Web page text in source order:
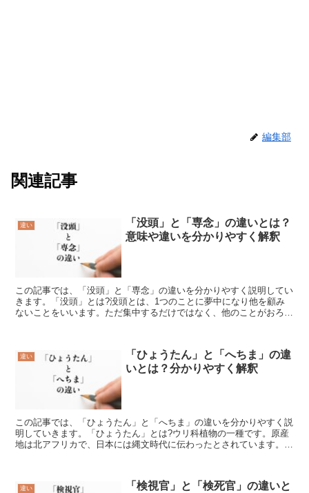
編集部
関連記事
違い
「没頭」と「専念」の違いとは？
意味や違いを分かりやすく解釈
この記事では、「没頭」と「専念」の違いを分かりやすく説明してい
きます。「没頭」とは?没頭とは、1つのことに夢中になり他を顧み
ないことをいいます。ただ集中するだけではなく、他のことがおろそ
違い
「ひょうたん」と「へちま」の違
いとは？分かりやすく解釈
この記事では、「ひょうたん」と「へちま」の違いを分かりやすく説
明していきます。「ひょうたん」とは?ウリ科植物の一種です。原産
地は北アフリカで、日本には縄文時代に伝わったとされています。雪
違い
「検視官」と「検死官」の違いと